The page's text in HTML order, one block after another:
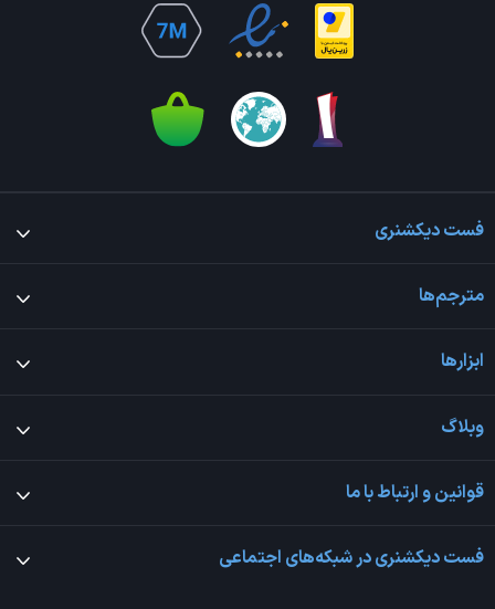
فست دیکشنری
مترجم‌ها
ابزارها
وبلاگ
قوانین و ارتباط با ما
فست دیکشنری در شبکه‌های اجتماعی